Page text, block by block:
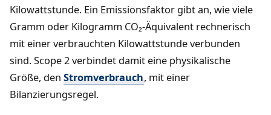
Kilowattstunde. Ein Emissionsfaktor gibt an, wie viele
Gramm oder Kilogramm CO₂-Äquivalent rechnerisch
mit einer verbrauchten Kilowattstunde verbunden
sind. Scope 2 verbindet damit eine physikalische
Größe, den Stromverbrauch, mit einer
Bilanzierungsregel.